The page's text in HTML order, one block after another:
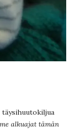
täysihuutokiljua
alkuajat tämän